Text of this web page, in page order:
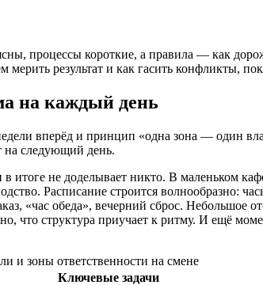
процессы короткие, а правила — как
мерить результат и как гасить конфликты,
на каждый день
вперёд и принцип «одна зона — один
на следующий день.
итоге не доделывает никто. В маленьком
Расписание строится волнообразно:
«час обеда», вечерний сброс.
что структура приучает к ритму. И ещё
и зоны ответственности на смене
Ключевые задачи